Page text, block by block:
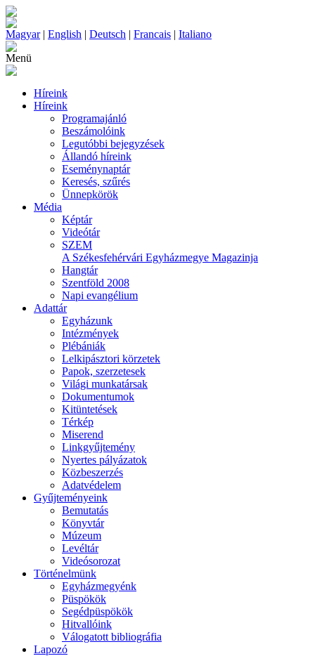
Magyar| English | Deutsch | Francais | Italiano
Menü
Híreink
Híreink
Programajánló
Beszámolóink
Legutóbbi bejegyzések
Állandó híreink
Eseménynaptár
Keresés, szűrés
Ünnepkörök
Média
Képtár
Videótár
SZEM
A Székesfehérvári Egyházmegye Magazinja
Hangtár
Szentföld 2008
Napi evangélium
Adattár
Egyházunk
Intézmények
Plébániák
Lelkipásztori körzetek
Papok, szerzetesek
Világi munkatársak
Dokumentumok
Kitüntetések
Térkép
Miserend
Linkgyűjtemény
Nyertes pályázatok
Közbeszerzés
Adatvédelem
Gyűjteményeink
Bemutatás
Könyvtár
Múzeum
Levéltár
Videósorozat
Történelmünk
Egyházmegyénk
Püspökök
Segédpüspökök
Hitvallóink
Válogatott bibliográfia
Lapozó